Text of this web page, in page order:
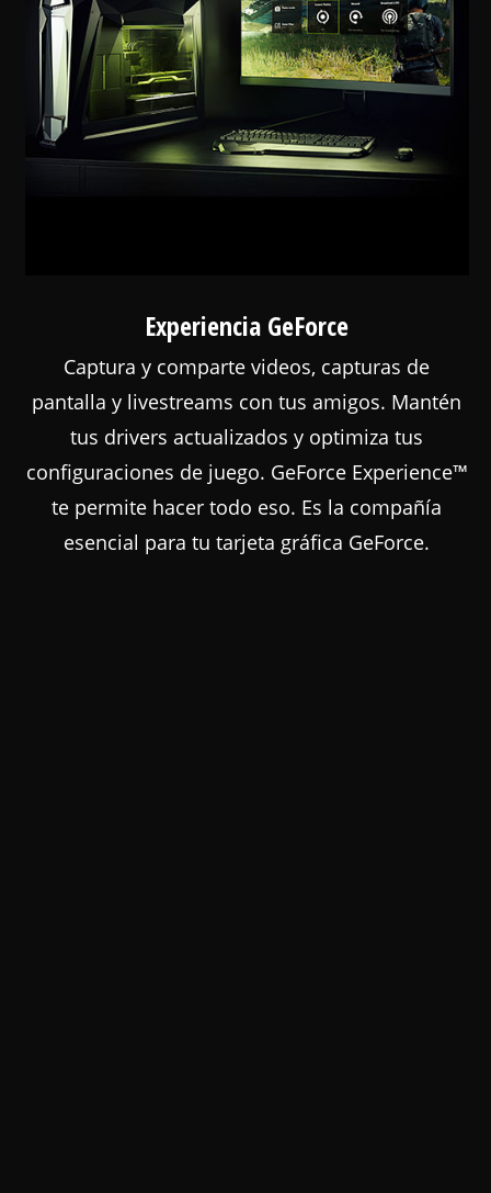
Experiencia GeForce
Captura y comparte videos, capturas de
pantalla y livestreams con tus amigos. Mantén
tus drivers actualizados y optimiza tus
configuraciones de juego. GeForce Experience™
te permite hacer todo eso. Es la compañía
esencial para tu tarjeta gráfica GeForce.